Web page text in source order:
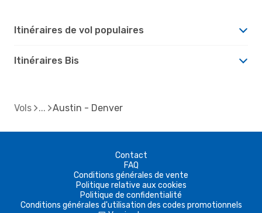
Itinéraires de vol populaires
Itinéraires Bis
Vols Austin - Denver
Contact
FAQ
Conditions générales de vente
Politique relative aux cookies
Politique de confidentialité
Conditions générales d'utilisation des codes promotionnels